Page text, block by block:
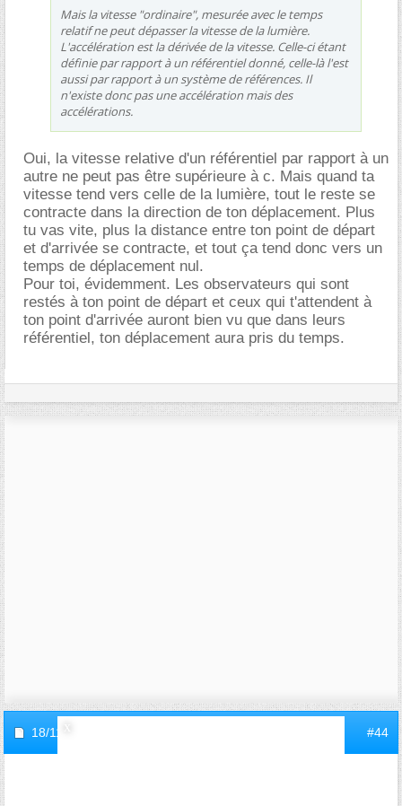
Mais la vitesse "ordinaire", mesurée avec le temps
relatif ne peut dépasser la vitesse de la lumière.
L'accélération est la dérivée de la vitesse. Celle-ci étant
définie par rapport à un référentiel donné, celle-là l'est
aussi par rapport à un système de références. Il
n'existe donc pas une accélération mais des
accélérations.
Oui, la vitesse relative d'un référentiel par rapport à un
autre ne peut pas être supérieure à c. Mais quand ta
vitesse tend vers celle de la lumière, tout le reste se
contracte dans la direction de ton déplacement. Plus
tu vas vite, plus la distance entre ton point de départ
et d'arrivée se contracte, et tout ça tend donc vers un
temps de déplacement nul.
Pour toi, évidemment. Les observateurs qui sont
restés à ton point de départ et ceux qui t'attendent à
ton point d'arrivée auront bien vu que dans leurs
référentiel, ton déplacement aura pris du temps.
18/11/2005, #44